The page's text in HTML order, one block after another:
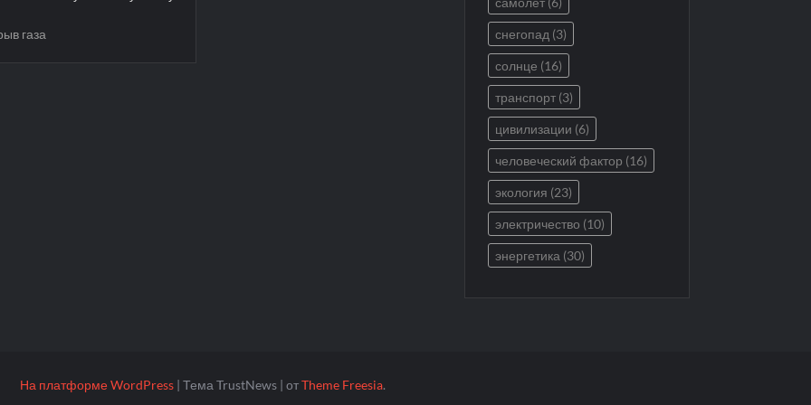
газа снегопад (3)
солнце (16)
транспорт(3)
цивилизации (6)
человеческий фактор (16)
экология (23)
электричество (10)
энергетика (30)
На платформе WordPress | Тема TrustNews | отTheme Freesia.